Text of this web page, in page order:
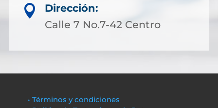

Dirección:
Calle 7 No.7-42 Centro
• Términos y condiciones